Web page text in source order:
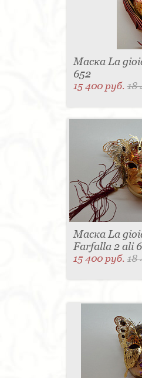
Маска La
652
15 400 руб.18
Маска La
Farfalla 2 ali
15 400 руб.18